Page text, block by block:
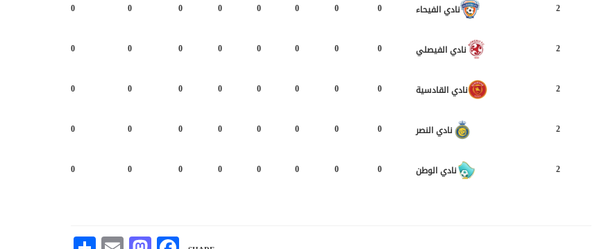
2 نادي الفيحاء 0
0
0
0
0
0
0
0
2 نادي الفيصلي 0
0
0
0
0
0
0
0
2 نادي القادسية 0
0
0
0
0
0
0
0
2 نادي النصر 0
0
0
0
0
0
0
0
2 نادي الوطن 0
0
0
0
0
0
0
0